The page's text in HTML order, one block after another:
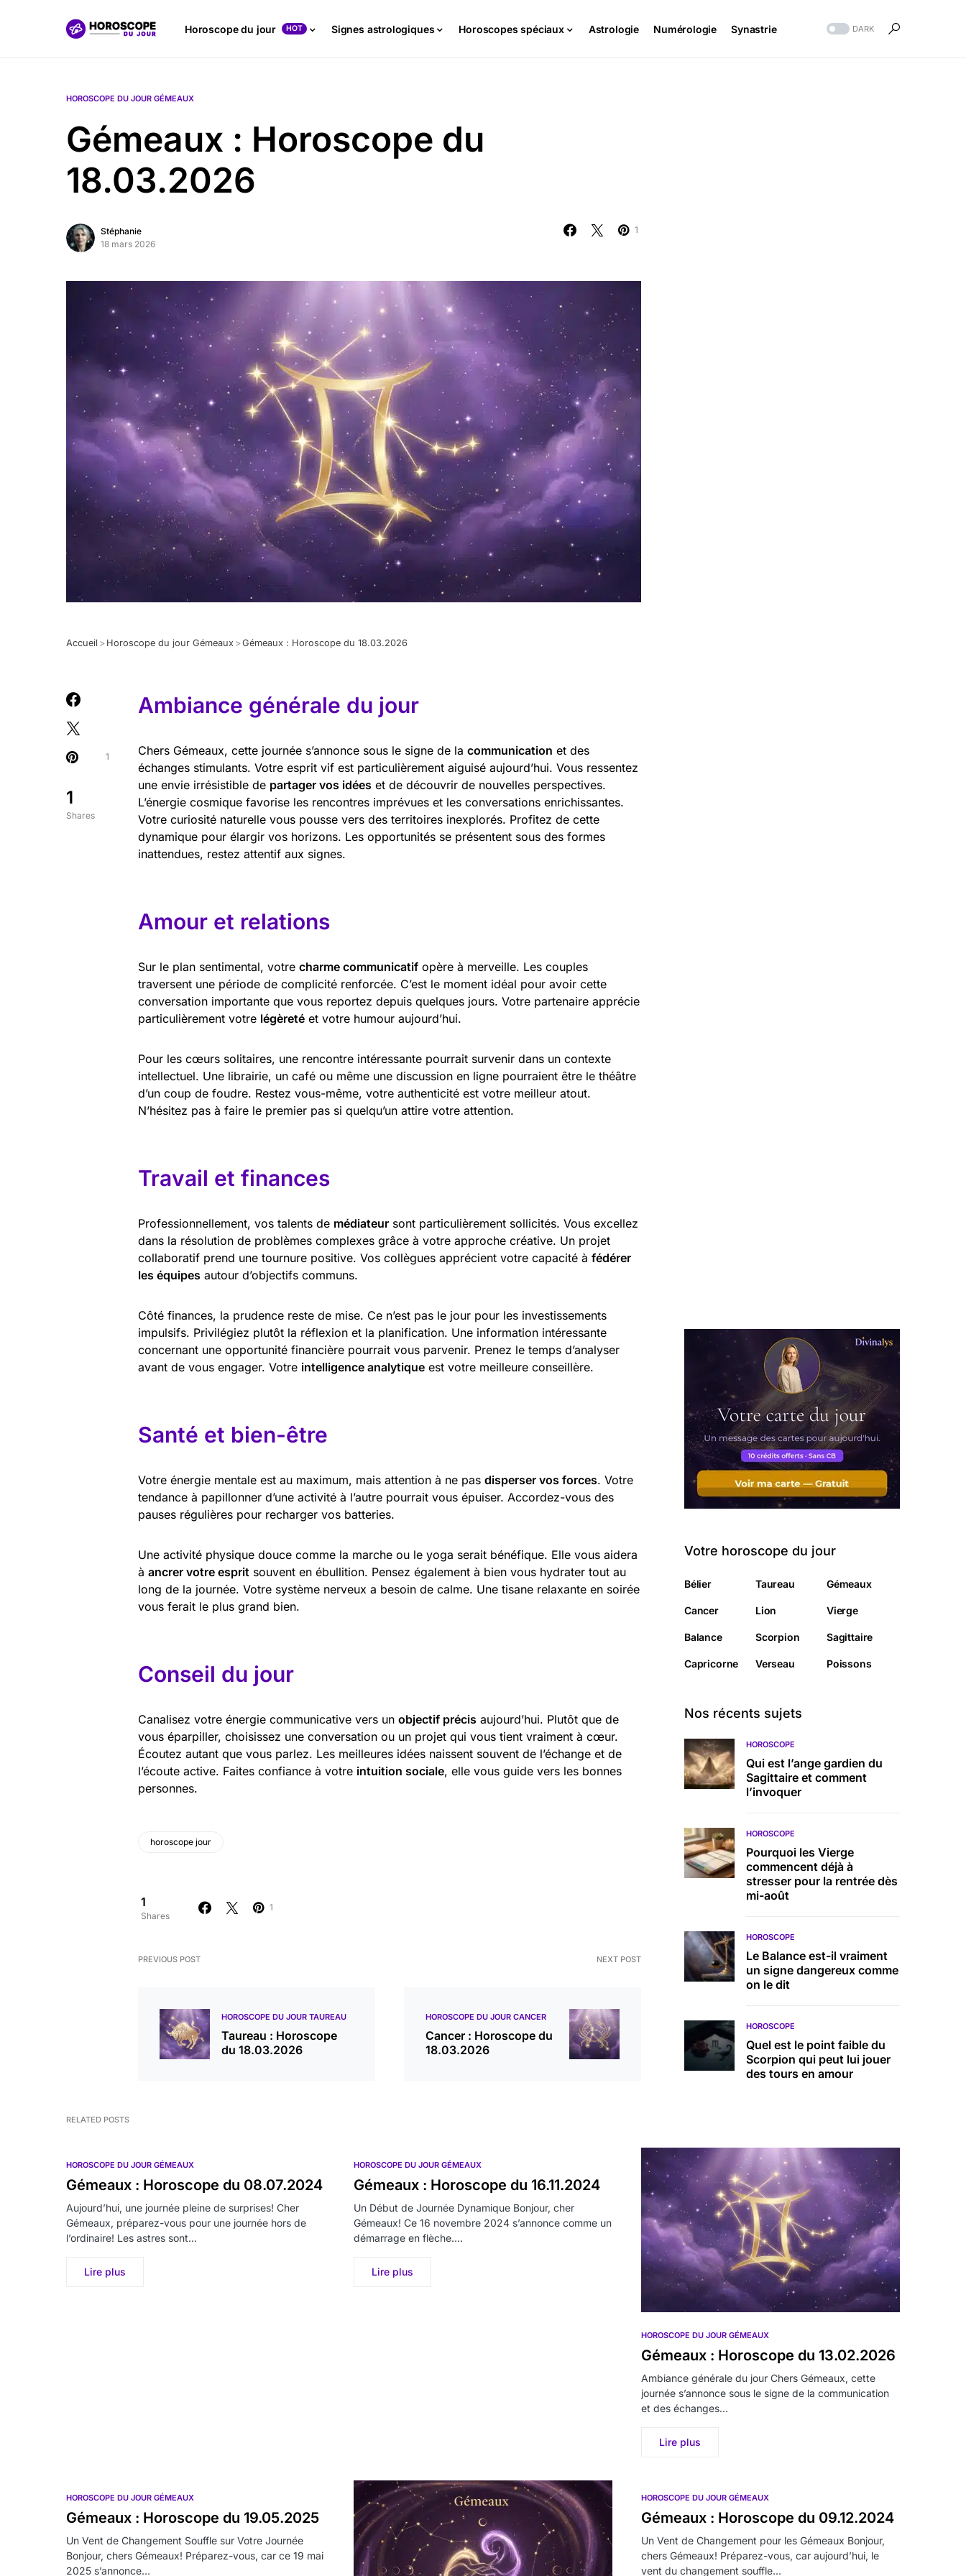
Horoscope du jour HOT Signes astrologiques Horoscopes spéciaux Astrologie Numérologie Synastrie DARK
HOROSCOPE DU JOUR GÉMEAUX
Gémeaux : Horoscope du
18.03.2026
Stéphanie
18 mars 2026
1
Accueil > Horoscope du jour Gémeaux >Gémeaux : Horoscope du 18.03.2026
1
Shares
1
Ambiance générale du jour
Chers Gémeaux, cette journée s’annonce sous le signe de la communication et des
échanges stimulants. Votre esprit vif est particulièrement aiguisé aujourd’hui. Vous ressentez
une envie irrésistible de partager vos idées et de découvrir de nouvelles perspectives.
L’énergie cosmique favorise les rencontres imprévues et les conversations enrichissantes.
Votre curiosité naturelle vous pousse vers des territoires inexplorés. Profitez de cette
dynamique pour élargir vos horizons. Les opportunités se présentent sous des formes
inattendues, restez attentif aux signes.
Amour et relations
Sur le plan sentimental, votre charme communicatif opère à merveille. Les couples
traversent une période de complicité renforcée. C’est le moment idéal pour avoir cette
conversation importante que vous reportez depuis quelques jours. Votre partenaire apprécie
particulièrement votre légèreté et votre humour aujourd’hui.
Pour les cœurs solitaires, une rencontre intéressante pourrait survenir dans un contexte
intellectuel. Une librairie, un café ou même une discussion en ligne pourraient être le théâtre
d’un coup de foudre. Restez vous-même, votre authenticité est votre meilleur atout.
N’hésitez pas à faire le premier pas si quelqu’un attire votre attention.
Travail et finances
Professionnellement, vos talents de médiateur sont particulièrement sollicités. Vous excellez
dans la résolution de problèmes complexes grâce à votre approche créative. Un projet
collaboratif prend une tournure positive. Vos collègues apprécient votre capacité à fédérer
les équipes autour d’objectifs communs.
Côté finances, la prudence reste de mise. Ce n’est pas le jour pour les investissements
impulsifs. Privilégiez plutôt la réflexion et la planification. Une information intéressante
concernant une opportunité financière pourrait vous parvenir. Prenez le temps d’analyser
avant de vous engager. Votre intelligence analytique est votre meilleure conseillère.
Santé et bien-être
Votre énergie mentale est au maximum, mais attention à ne pas disperser vos forces. Votre
tendance à papillonner d’une activité à l’autre pourrait vous épuiser. Accordez-vous des
pauses régulières pour recharger vos batteries.
Une activité physique douce comme la marche ou le yoga serait bénéfique. Elle vous aidera
à ancrer votre esprit souvent en ébullition. Pensez également à bien vous hydrater tout au
long de la journée. Votre système nerveux a besoin de calme. Une tisane relaxante en soirée
vous ferait le plus grand bien.
Conseil du jour
Canalisez votre énergie communicative vers un objectif précis aujourd’hui. Plutôt que de
vous éparpiller, choisissez une conversation ou un projet qui vous tient vraiment à cœur.
Écoutez autant que vous parlez. Les meilleures idées naissent souvent de l’échange et de
l’écoute active. Faites confiance à votre intuition sociale, elle vous guide vers les bonnes
personnes.
horoscope jour
1
Shares
1
PREVIOUS POST
HOROSCOPE DU JOUR TAUREAU
Taureau : Horoscope
du 18.03.2026
NEXT POST
HOROSCOPE DU JOUR CANCER
Cancer : Horoscope du
18.03.2026
Votre horoscope du jour
Bélier Taureau Gémeaux
Cancer Lion Vierge
Balance Scorpion Sagittaire
Capricorne Verseau Poissons
Nos récents sujets
HOROSCOPE
Qui est l’ange gardien du
Sagittaire et comment
l’invoquer
HOROSCOPE
Pourquoi les Vierge
commencent déjà à
stresser pour la rentrée dès
mi-août
HOROSCOPE
Le Balance est-il vraiment
un signe dangereux comme
on le dit
HOROSCOPE
Quel est le point faible du
Scorpion qui peut lui jouer
des tours en amour
RELATED POSTS
HOROSCOPE DU JOUR GÉMEAUX
Gémeaux : Horoscope du 08.07.2024
Aujourd’hui, une journée pleine de surprises! Cher
Gémeaux, préparez-vous pour une journée hors de
l’ordinaire! Les astres sont…
Lire plus
HOROSCOPE DU JOUR GÉMEAUX
Gémeaux : Horoscope du 16.11.2024
Un Début de Journée Dynamique Bonjour, cher
Gémeaux! Ce 16 novembre 2024 s’annonce comme un
démarrage en flèche.…
Lire plus
HOROSCOPE DU JOUR GÉMEAUX
Gémeaux : Horoscope du 13.02.2026
Ambiance générale du jour Chers Gémeaux, cette
journée s’annonce sous le signe de la communication
et des échanges…
Lire plus
HOROSCOPE DU JOUR GÉMEAUX
Gémeaux : Horoscope du 19.05.2025
Un Vent de Changement Souffle sur Votre Journée
Bonjour, chers Gémeaux! Préparez-vous, car ce 19 mai
2025 s’annonce…
HOROSCOPE DU JOUR GÉMEAUX
Gémeaux : Horoscope du 09.12.2024
Un Vent de Changement pour les Gémeaux Bonjour,
chers Gémeaux! Préparez-vous, car aujourd’hui, le
vent du changement souffle…